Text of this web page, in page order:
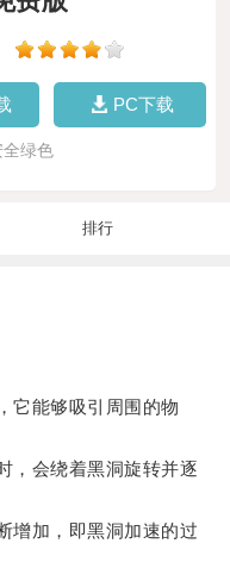
PC下载
绿色
排行
能够吸引周围的物
会绕着黑洞旋转并逐
加，即黑洞加速的过